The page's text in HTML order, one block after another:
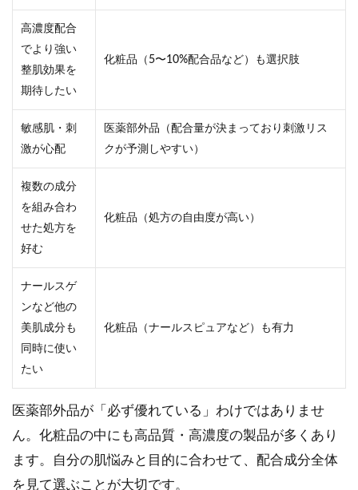
高濃度配合
でより強い
整肌効果を
期待したい
化粧品（5〜10%配合品など）も選択肢
敏感肌・刺
激が心配
医薬部外品（配合量が決まっており刺激リス
クが予測しやすい）
複数の成分
を組み合わ
せた処方を
好む
化粧品（処方の自由度が高い）
ナールスゲ
ンなど他の
美肌成分も
同時に使い
たい
化粧品（ナールスピュアなど）も有力
医薬部外品が「必ず優れている」わけではありませ
ん。化粧品の中にも高品質・高濃度の製品が多くあり
ます。自分の肌悩みと目的に合わせて、配合成分全体
を見て選ぶことが大切です。